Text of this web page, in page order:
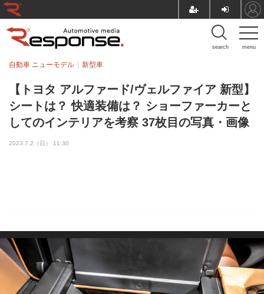
menu
search
【トヨタ アルファード/ヴェルファイア 新型】
シートは？ 快適装備は？ ショーファーカーと
してのインテリアを考察 37枚目の写真・画像
自動車 ニューモデル 新型車
2023.7.2（日） 11:30